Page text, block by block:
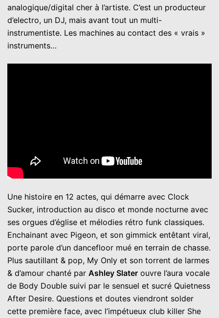
analogique/digital cher à l’artiste. C’est un producteur
d’electro, un DJ, mais avant tout un multi-
instrumentiste. Les machines au contact des « vrais »
instruments…
Une histoire en 12 actes, qui démarre avec Clock
Sucker, introduction au disco et monde nocturne avec
ses orgues d’église et mélodies rétro funk classiques.
Enchainant avec Pigeon, et son gimmick entêtant viral,
porte parole d’un dancefloor mué en terrain de chasse.
Plus sautillant & pop, My Only et son torrent de larmes
& d’amour chanté par Ashley Slater ouvre l’aura vocale
de Body Double suivi par le sensuel et sucré Quietness
After Desire. Questions et doutes viendront solder
cette première face, avec l’impétueux club killer She